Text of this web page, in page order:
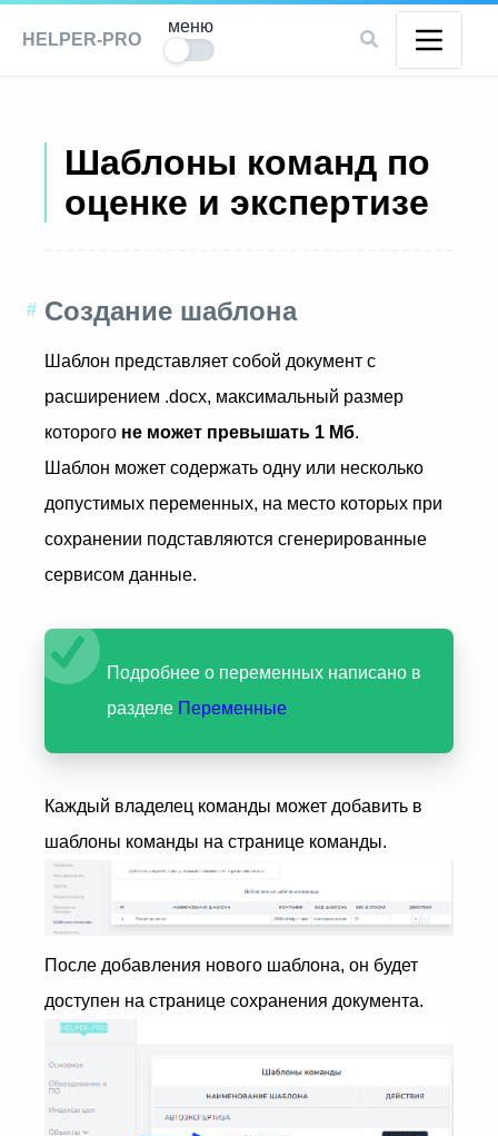
HELPER-PRO
меню
Шаблоны команд по
оценке и экспертизе
Создание шаблона
Шаблон представляет собой документ с
расширением .docx, максимальный размер
которого не может превышать 1 Мб.
Шаблон может содержать одну или несколько
допустимых переменных, на место которых при
сохранении подставляются сгенерированные
сервисом данные.
Подробнее о переменных написано в
разделе Переменные
Каждый владелец команды может добавить в
шаблоны команды на странице команды.
После добавления нового шаблона, он будет
доступен на странице сохранения документа.